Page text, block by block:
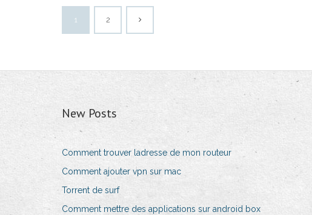
1 2
New Posts
Comment trouver ladresse de mon routeur
Comment ajouter vpn sur mac
Torrent de surf
Comment mettre des applications sur android box